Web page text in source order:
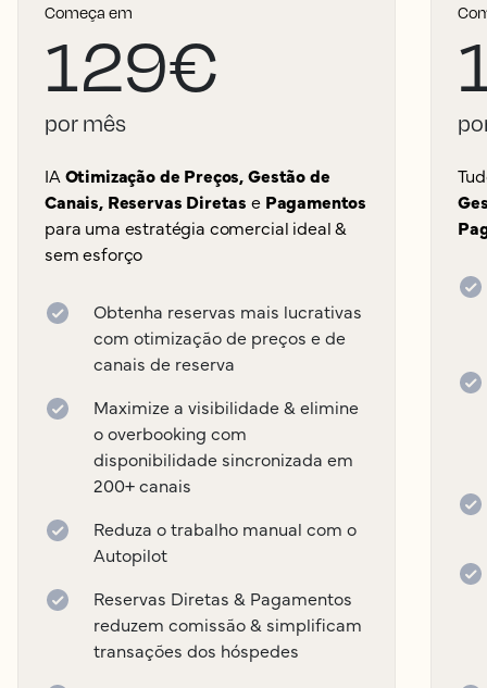
Começa em
129€
por mês
IA Otimização de Preços, Gestão de
Canais, Reservas Diretas ePagamentos
para uma estratégia comercial ideal &
sem esforço
Obtenha reservas mais lucrativas
com otimização de preços e de
canais de reserva
Maximize a visibilidade & elimine
o overbooking com
disponibilidade sincronizada em
200+ canais
Reduza o trabalho manual com o
Autopilot
Reservas Diretas & Pagamentos
reduzem comissão & simplificam
transações dos hóspedes